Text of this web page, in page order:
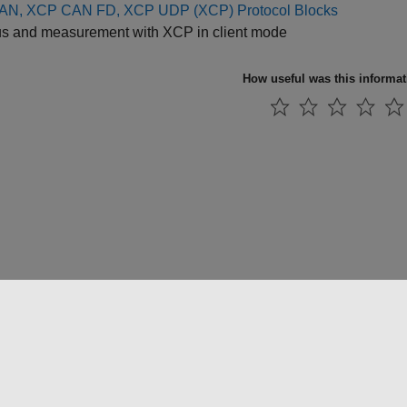
XCP CAN FD, XCP UDP (XCP) Protocol Blocks
and measurement with XCP in client mode
How useful was this